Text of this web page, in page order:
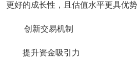
更好的成长性，且估值水平更具优势
创新交易机制
提升资金吸引力